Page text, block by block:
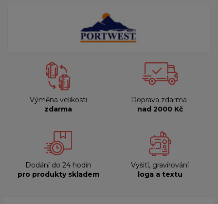
Výměna velikosti
zdarma
Doprava zdarma
nad 2000 Kč
Dodání do 24 hodin
pro produkty skladem
Vyšití, gravírování
loga a textu